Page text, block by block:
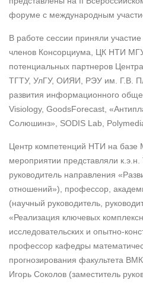
форуме с международным
В работе сессии приняли
членов Консорциума, ЦК НТИ
потенциальных партнеров
ТГТУ, УлГУ, ОИЯИ, РЭУ им. Г.В.
развития информационного
Visiology, GoodsForecast,
Солюшинз», SODIS Lab,
Центр компетенций НТИ на
мероприятии представляли
руководитель направления
отношений»), профессор,
(научный руководитель,
«Реализация ключевых
исследовательских и опытно-
профессор кафедры
прогнозирования факультета
Игорь Соколов (заместитель